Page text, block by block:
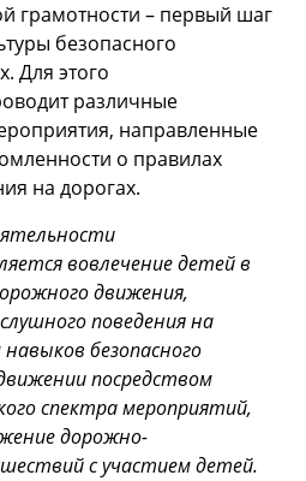
грамотности – первый шаг
безопасного
Для этого
различные
направленные
о правилах
на дорогах.
вовлечение детей в
движения,
поведения на
безопасного
посредством
спектра мероприятий,
дорожно-
с участием детей.